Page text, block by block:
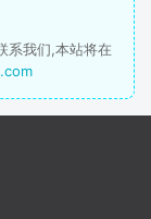
系我们,本站将在